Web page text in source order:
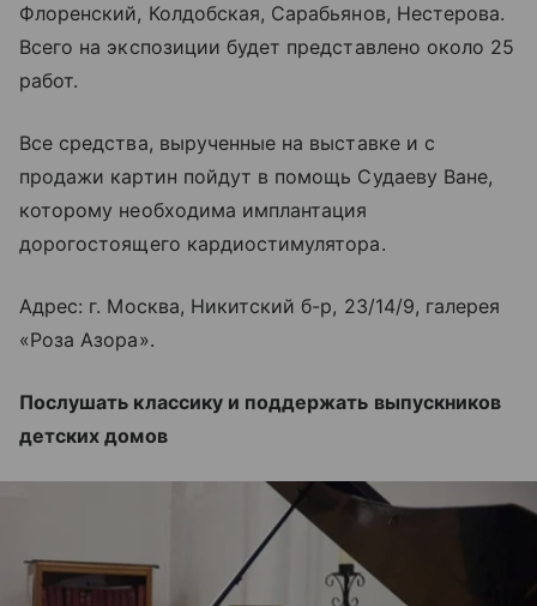
Флоренский, Колдобская, Сарабьянов, Нестерова.
Всего на экспозиции будет представлено около 25
работ.
Все средства, вырученные на выставке и с
продажи картин пойдут в помощь Судаеву Ване,
которому необходима имплантация
дорогостоящего кардиостимулятора.
Адрес: г. Москва, Никитский б-р, 23/14/9, галерея
«Роза Азора».
Послушать классику и поддержать выпускников
детских домов